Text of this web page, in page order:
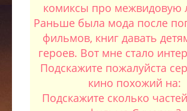
комиксы про межвидовую
Раньше была мода после
фильмов, книг давать
героев. Вот мне стало
Подскажите пожалуйста
кино похожий на:
Подскажите сколько